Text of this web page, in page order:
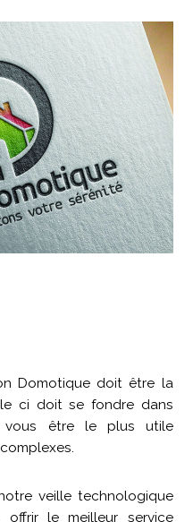
Domotique doit être la
ci doit se fondre dans
vous être le plus utile
veille technologique
le meilleur service